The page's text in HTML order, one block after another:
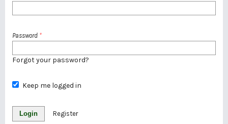
Password *
Forgot your password?
Keep me logged in
Login Register